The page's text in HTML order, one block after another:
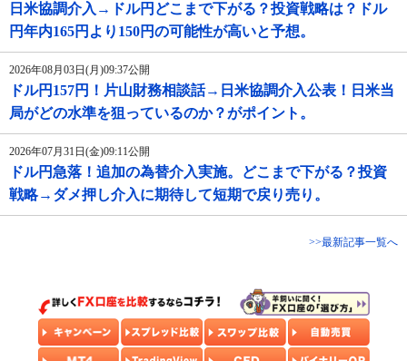
日米協調介入→ドル円どこまで下がる？投資戦略は？ドル
円年内165円より150円の可能性が高いと予想。
2026年08月03日(月)09:37公開
ドル円157円！片山財務相談話→日米協調介入公表！日米当
局がどの水準を狙っているのか？がポイント。
2026年07月31日(金)09:11公開
ドル円急落！追加の為替介入実施。どこまで下がる？投資
戦略→ダメ押し介入に期待して短期で戻り売り。
>>最新記事一覧へ